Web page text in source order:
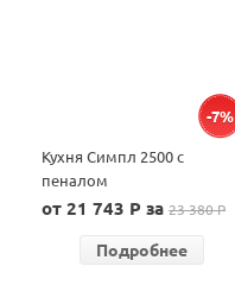
-7%
Кухня Симпл 2500 с
пеналом
от 21 743 P за23 380 P
Подробнее